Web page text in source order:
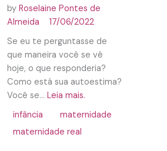
by Roselaine Pontes de
Almeida
17/06/2022
Se eu te perguntasse de
que maneira você se vê
hoje, o que responderia?
Como está sua autoestima?
Você se... Leia mais.
infância
maternidade
maternidade real